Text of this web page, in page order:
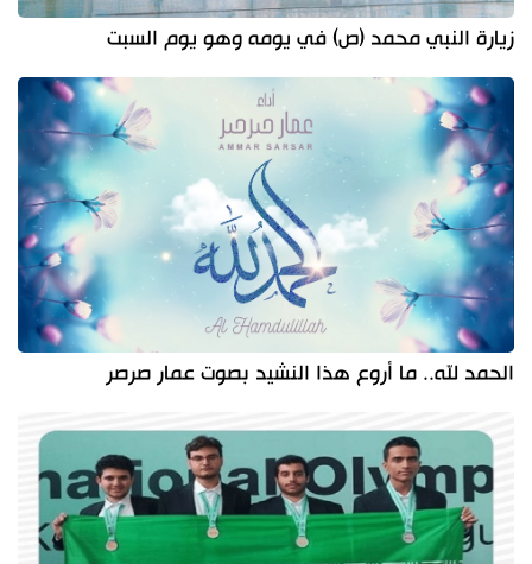
زيارة النبي محمد (ص) في يومه وهو يوم السبت
الحمد لله.. ما أروع هذا النشيد بصوت عمار صرصر